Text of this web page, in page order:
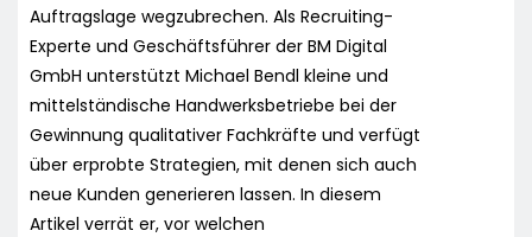
Auftragslage wegzubrechen. Als Recruiting-
Experte und Geschäftsführer der BM Digital
GmbH unterstützt Michael Bendl kleine und
mittelständische Handwerksbetriebe bei der
Gewinnung qualitativer Fachkräfte und verfügt
über erprobte Strategien, mit denen sich auch
neue Kunden generieren lassen. In diesem
Artikel verrät er, vor welchen